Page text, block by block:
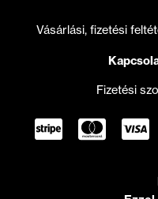
Vásárlási, fizetési
Fizetési